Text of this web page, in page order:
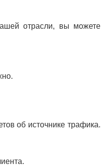
отрасли, вы можете
об источнике трафика.